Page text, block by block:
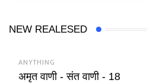
NEW REALESED
ANYTHING
अमृत वाणी - संत वाणी - 18